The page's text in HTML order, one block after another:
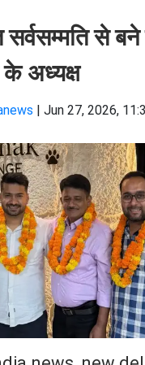
से
अध्यक्ष
| Jun 27, 2026,